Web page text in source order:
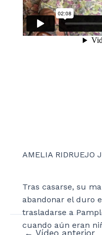
AMELIA RIDRUEJO
Tras casarse, su
abandonar el duro
trasladarse a
cuando aún eran
Navegación